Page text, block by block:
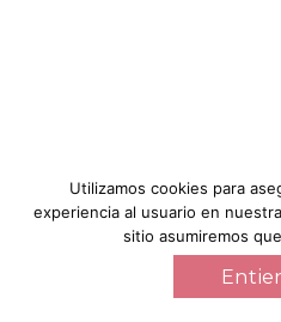
Utilizamos cookies para
experiencia al usuario en
sitio asumiremos